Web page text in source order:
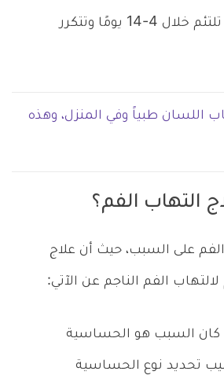
الفطريات التي تلتئم خلال 4-14 يومًا وتتكرر
اللسان طبياً وفي المنزل، وهذه
التهاب الفم؟
على السبب، حيث أن علاج
الفم الناجم عن الآتي:
كان السبب هو الحساسية
تحديد نوع الحساسية